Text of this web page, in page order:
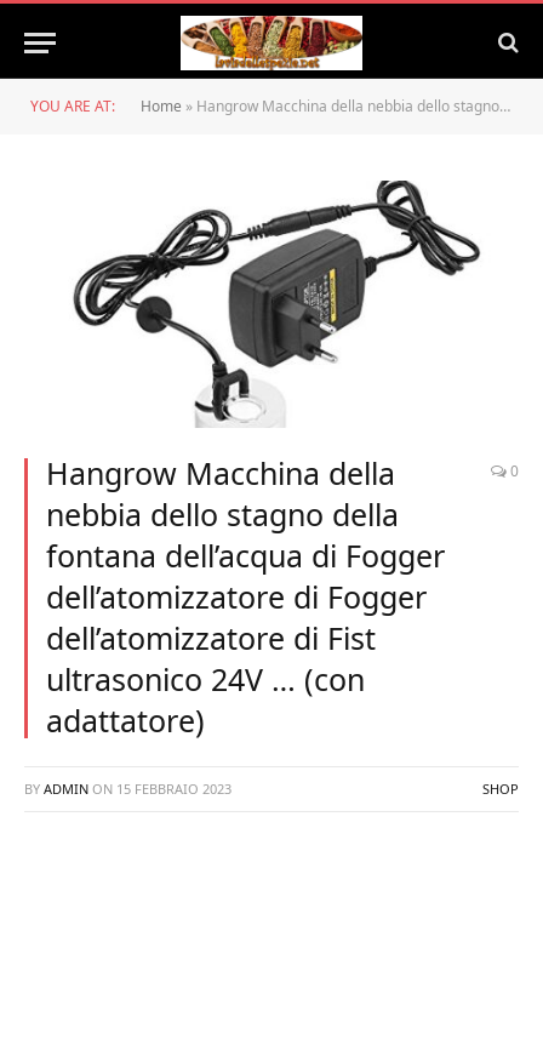
YOU ARE AT: Home » Hangrow Macchina della nebbia dello stagno della fontana dell’acqua di Fogger dell’atomizzatore di Fogger dell’atomizzatore di Fist ultrasonico 24V … (con adattatore)
Hangrow Macchina della
nebbia dello stagno della
fontana dell’acqua di Fogger
dell’atomizzatore di Fogger
dell’atomizzatore di Fist
ultrasonico 24V … (con
adattatore)
0
BY ADMIN ON 15 FEBBRAIO 2023 SHOP